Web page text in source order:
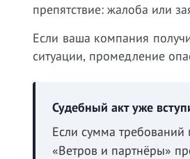
препятствие: жалоба или
Если ваша компания
ситуации, промедление
Судебный акт уже
Если сумма
«Ветров и партнёры»